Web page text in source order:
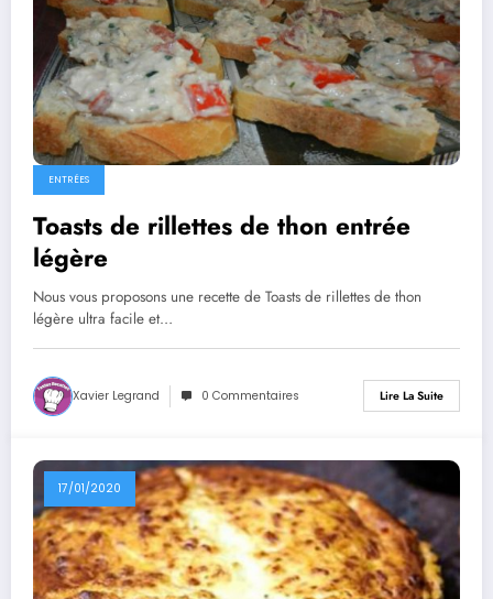
ENTRÉES
Toasts de rillettes de thon entrée
légère
Nous vous proposons une recette de Toasts de rillettes de thon
légère ultra facile et…
Xavier Legrand 0 Commentaires Lire La Suite
17/01/2020